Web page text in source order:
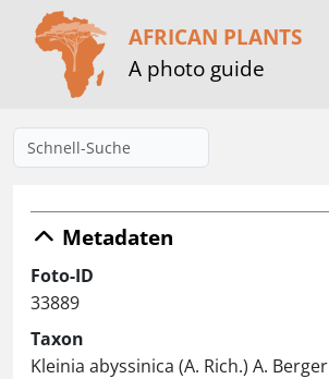
AFRICAN PLANTS
A photo guide
Metadaten
Foto-ID
33889
Taxon
Kleinia abyssinica (A. Rich.) A. Berger